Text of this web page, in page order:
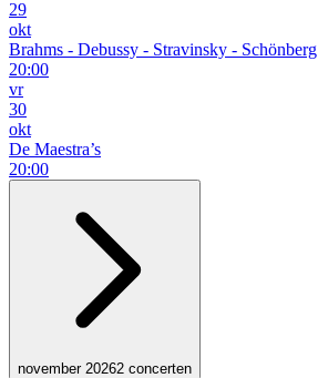
29
okt
Brahms - Debussy - Stravinsky - Schönberg
20:00
vr
30
okt
De Maestra’s
20:00
november 20262 concerten